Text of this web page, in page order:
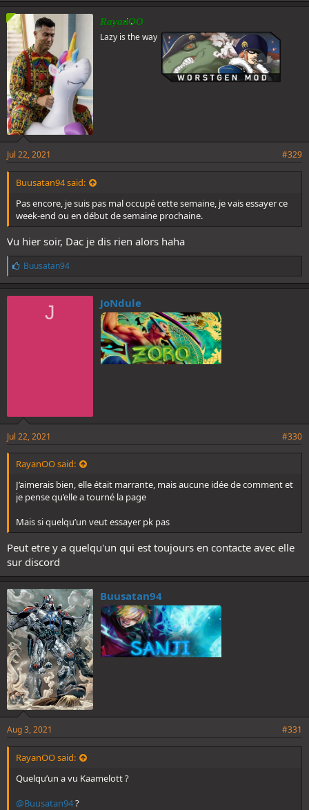
k
e
s
:
RayanOO
Lazy is the way
Jul 22, 2021 #329
Buusatan94 said:
Pas encore, je suis pas mal occupé cette semaine, je vais essayer ce
week-end ou en début de semaine prochaine.
Vu hier soir, Dac je dis rien alors haha
L
i
k
e
Buusatan94
J JoNdule
Jul 22, 2021 #330
RayanOO said:
J’aimerais bien, elle était marrante, mais aucune idée de comment et
je pense qu’elle a tourné la page
Mais si quelqu’un veut essayer pk pas
Peut etre y a quelqu'un qui est toujours en contacte avec elle
sur discord
Buusatan94
Aug 3, 2021 #331
RayanOO said:
Quelqu’un a vu Kaamelott ?
@Buusatan94?